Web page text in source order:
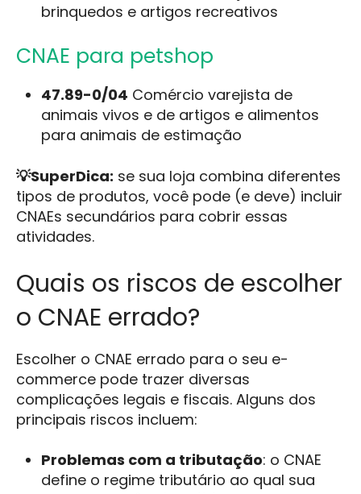
brinquedos e artigos recreativos
CNAE para petshop
47.89-0/04 Comércio varejista de
animais vivos e de artigos e alimentos
para animais de estimação
💡SuperDica: se sua loja combina diferentes
tipos de produtos, você pode (e deve) incluir
CNAEs secundários para cobrir essas
atividades.
Quais os riscos de escolher
o CNAE errado?
Escolher o CNAE errado para o seu e-
commerce pode trazer diversas
complicações legais e fiscais. Alguns dos
principais riscos incluem:
Problemas com a tributação: o CNAE
define o regime tributário ao qual sua